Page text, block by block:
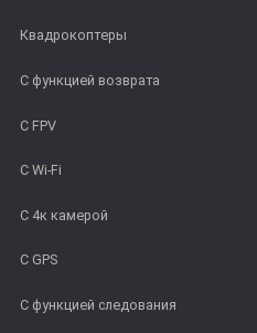
Квадрокоптеры
С функцией возврата
С FPV
С Wi-Fi
С 4к камерой
C GPS
С функцией следования